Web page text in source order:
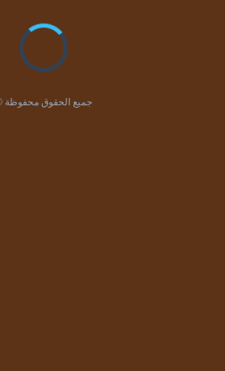
© جميع الحقوق محفوظة